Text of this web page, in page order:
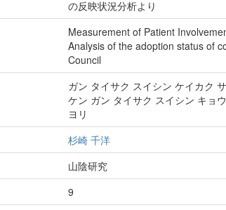
の反映状況分析より
Measurement of Patient
Analysis of the adoption status of
Council
ガン タイサク スイシン ケイカク
ケン ガン タイサク スイシン キョ
ヨリ
杉崎 千洋
山陰研究
9